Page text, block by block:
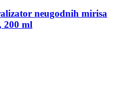
neugodnih mirisa
200 ml